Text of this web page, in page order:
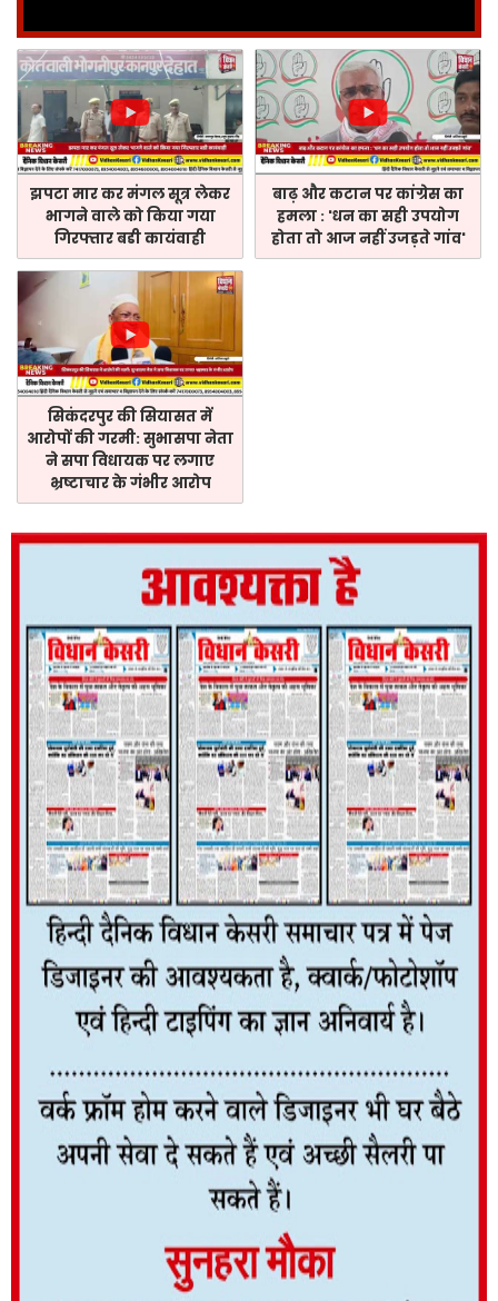
झपटा मार कर मंगल सूत्र लेकर
भागने वाले को किया गया
गिरफ्तार बडी कायंवाही
बाढ़ और कटान पर कांग्रेस का
हमला : 'धन का सही उपयोग
होता तो आज नहीं उजड़ते गांव'
सिकंदरपुर की सियासत में
आरोपों की गरमी: सुभासपा नेता
ने सपा विधायक पर लगाए
भ्रष्टाचार के गंभीर आरोप